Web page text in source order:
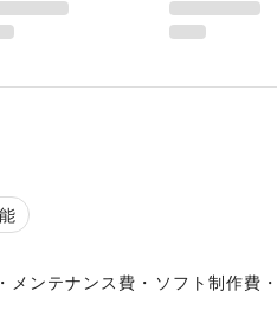
メンテナンス費・ソフト制作費